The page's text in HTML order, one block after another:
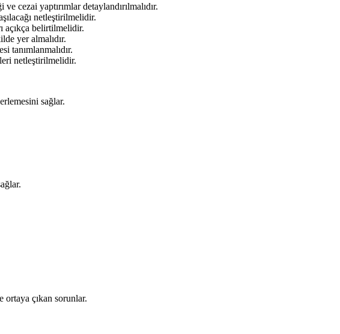
cezai yaptırımlar detaylandırılmalıdır.
netleştirilmelidir.
açıkça belirtilmelidir.
yer almalıdır.
tanımlanmalıdır.
netleştirilmelidir.
sağlar.
ortaya çıkan sorunlar.